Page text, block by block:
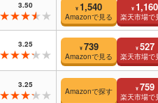
3.50 ¥ 1,540
Amazonで見る
¥ 1,160
楽天市場で
3.25 ¥ 739
Amazonで見る
¥ 527
楽天市場で
3.25
Amazonで探す ¥ 759
楽天市場で